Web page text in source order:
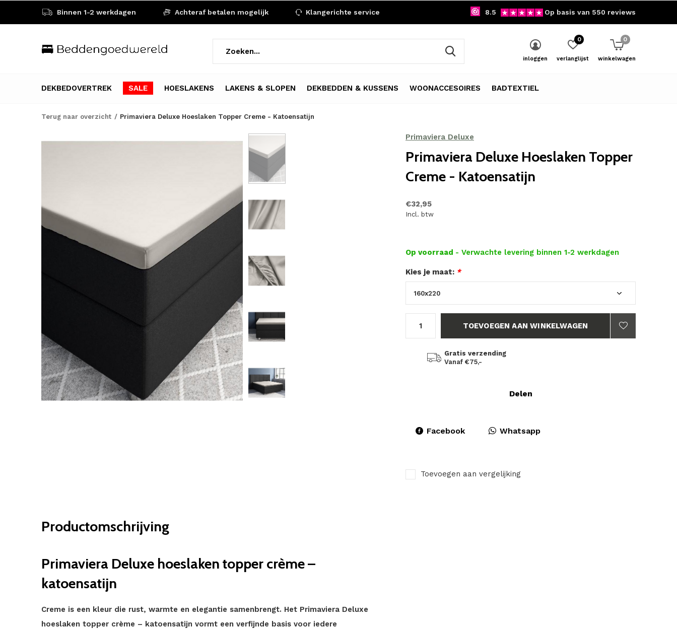
DEKBEDOVERTREK SALE HOESLAKENS LAKENS & SLOPEN DEKBEDDEN & KUSSENS WOONACCESOIRES BADTEXTIEL
inloggen verlanglijst
0
winkelwagen
0
Binnen 1-2 werkdagen Achteraf betalen mogelijk Klangerichte service 8.5 Op basis van 550 reviews
Terug naar overzicht Primaviera Deluxe Hoeslaken Topper Creme - Katoensatijn
Primaviera Deluxe
Primaviera Deluxe Hoeslaken Topper
Creme - Katoensatijn
€32,95
Incl. btw
Op voorraad - Verwachte levering binnen 1-2 werkdagen
Kies je maat: *
TOEVOEGEN AAN WINKELWAGEN
Gratis verzending
Vanaf €75,-
Delen
Facebook Whatsapp
Toevoegen aan vergelijking
Productomschrijving
Primaviera Deluxe hoeslaken topper crème –
katoensatijn
Creme is een kleur die rust, warmte en elegantie samenbrengt. Het Primaviera Deluxe
hoeslaken topper crème – katoensatijn vormt een verfijnde basis voor iedere